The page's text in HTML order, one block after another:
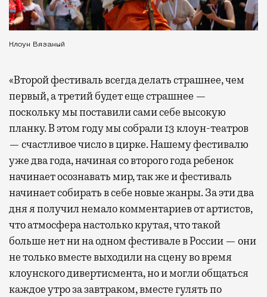
Клоун Вязаный
«Второй фестиваль всегда делать страшнее, чем
первый, а третий будет еще страшнее —
поскольку мы поставили сами себе высокую
планку. В этом году мы собрали 13 клоун-театров
— счастливое число в цирке. Нашему фестивалю
уже два года, начиная со второго года ребенок
начинает осознавать мир, так же и фестиваль
начинает собирать в себе новые жанры. За эти два
дня я получил немало комментариев от артистов,
что атмосфера настолько крутая, что такой
больше нет ни на одном фестивале в России — они
не только вместе выходили на сцену во время
клоунского дивертисмента, но и могли общаться
каждое утро за завтраком, вместе гулять по